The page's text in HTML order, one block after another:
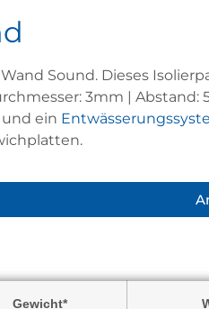
Sound. Dieses
3mm | Abstand:
und ein
Gewicht*